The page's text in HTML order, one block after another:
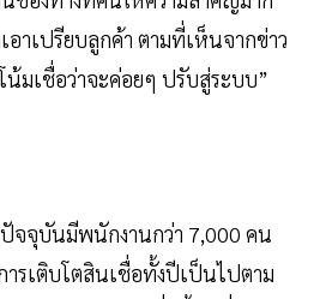
อาเปรียบลูกค้า ตามที่เห็นจากข่าว
น้มเชื่อว่าจะค่อยๆ ปรับสู่ระบบ”
จจุบันมีพนักงานกว่า 7,000 คน
ารเติบโตสินเชื่อทั้งปีเป็นไปตาม